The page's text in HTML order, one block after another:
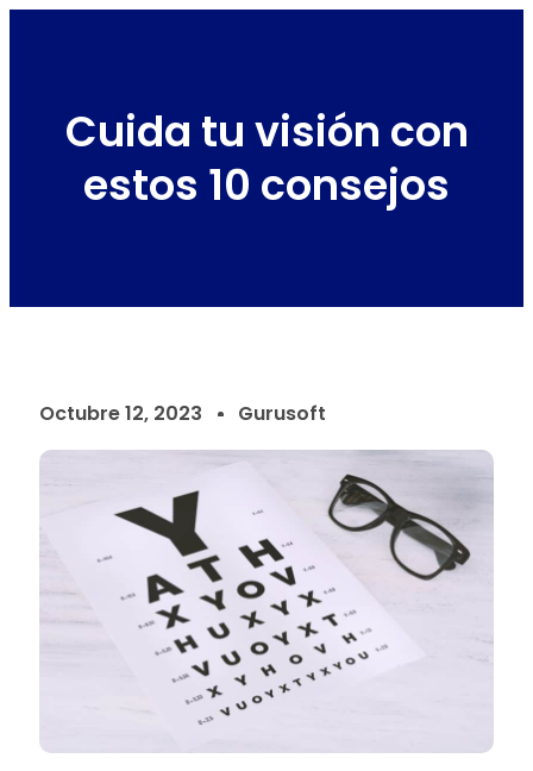
Cuida tu visión con
estos 10 consejos
Octubre 12, 2023 Gurusoft